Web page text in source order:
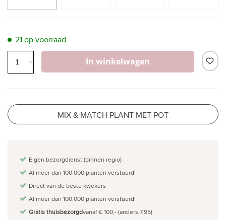
21 op voorraad
In winkelwagen
MIX & MATCH PLANT MET POT
Eigen bezorgdienst (binnen regio)
Al meer dan 100.000 planten verstuurd!
Direct van de beste kwekers
Al meer dan 100.000 planten verstuurd!
Gratis thuisbezorgdvanaf € 100,- (anders 7,95)